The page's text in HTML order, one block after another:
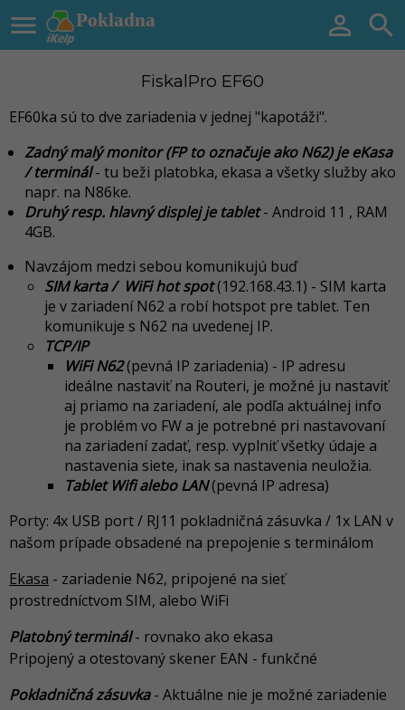
Pokladna
  
FiskalPro EF60
EF60ka sú to dve zariadenia v jednej "kapotáži".
Zadný malý monitor (FP to označuje ako N62) je eKasa
/ terminál- tu beži platobka, ekasa a všetky služby ako
napr. na N86ke.
Druhý resp. hlavný displej je tablet- Android 11 , RAM
4GB.
Navzájom medzi sebou komunikujú buď
SIM karta / WiFi hot spot(192.168.43.1) - SIM karta
je v zariadení N62 a robí hotspot pre tablet. Ten
komunikuje s N62 na uvedenej IP.
TCP/IP
WiFi N62(pevná IP zariadenia) - IP adresu
ideálne nastaviť na Routeri, je možné ju nastaviť
aj priamo na zariadení, ale podľa aktuálnej info
je problém vo FW a je potrebné pri nastavovaní
na zariadení zadať, resp. vyplniť všetky údaje a
nastavenia siete, inak sa nastavenia neuložia.
Tablet Wifi alebo LAN(pevná IP adresa)
Porty: 4x USB port / RJ11 pokladničná zásuvka / 1x LAN v
našom prípade obsadené na prepojenie s terminálom
Ekasa - zariadenie N62, pripojené na sieť
prostredníctvom SIM, alebo WiFi
Platobný terminál- rovnako ako ekasa
Pripojený a otestovaný skener EAN - funkčné
Pokladničná zásuvka- Aktuálne nie je možné zariadenie